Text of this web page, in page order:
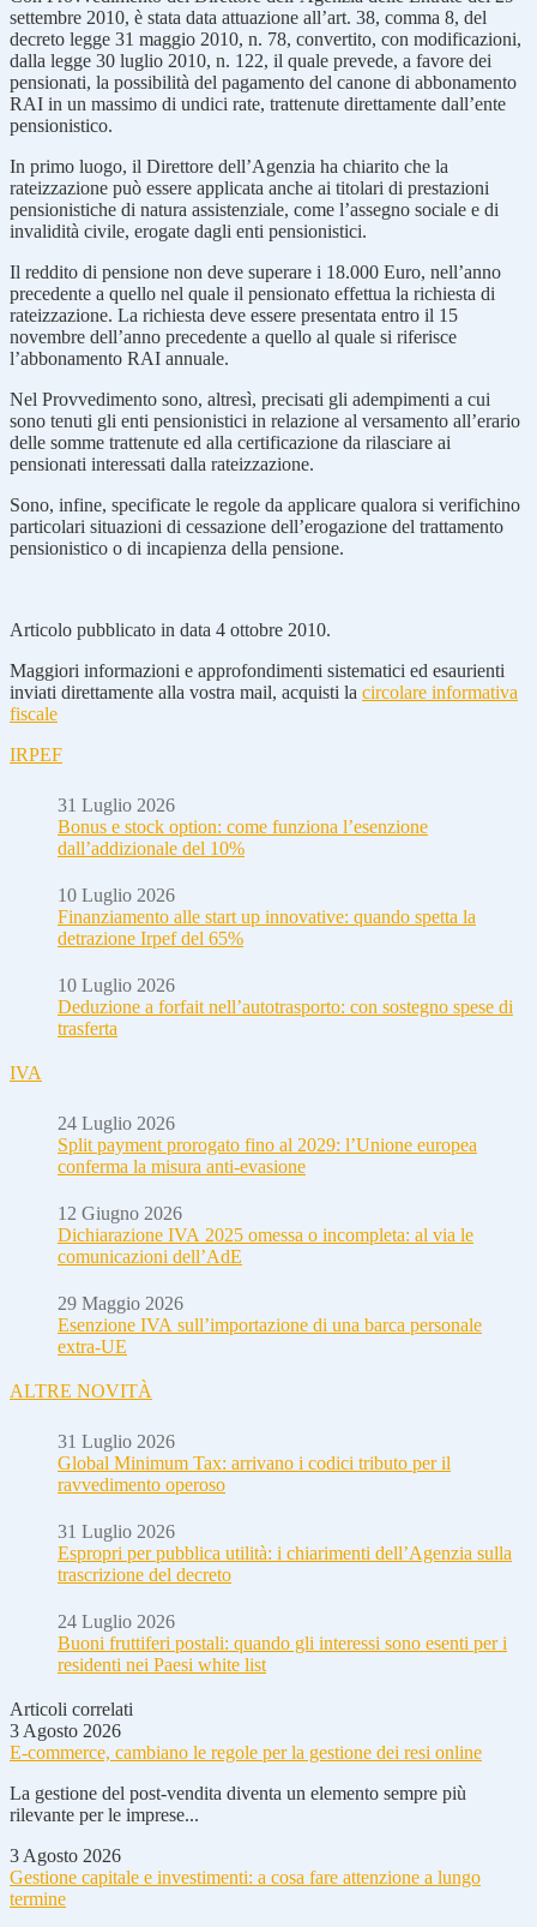
settembre 2010, è stata data attuazione all’art. 38, comma 8, del
decreto legge 31 maggio 2010, n. 78, convertito, con modificazioni,
dalla legge 30 luglio 2010, n. 122, il quale prevede, a favore dei
pensionati, la possibilità del pagamento del canone di abbonamento
RAI in un massimo di undici rate, trattenute direttamente dall’ente
pensionistico.
In primo luogo, il Direttore dell’Agenzia ha chiarito che la
rateizzazione può essere applicata anche ai titolari di prestazioni
pensionistiche di natura assistenziale, come l’assegno sociale e di
invalidità civile, erogate dagli enti pensionistici.
Il reddito di pensione non deve superare i 18.000 Euro, nell’anno
precedente a quello nel quale il pensionato effettua la richiesta di
rateizzazione. La richiesta deve essere presentata entro il 15
novembre dell’anno precedente a quello al quale si riferisce
l’abbonamento RAI annuale.
Nel Provvedimento sono, altresì, precisati gli adempimenti a cui
sono tenuti gli enti pensionistici in relazione al versamento all’erario
delle somme trattenute ed alla certificazione da rilasciare ai
pensionati interessati dalla rateizzazione.
Sono, infine, specificate le regole da applicare qualora si verifichino
particolari situazioni di cessazione dell’erogazione del trattamento
pensionistico o di incapienza della pensione.
Articolo pubblicato in data 4 ottobre 2010.
Maggiori informazioni e approfondimenti sistematici ed esaurienti
inviati direttamente alla vostra mail, acquisti la circolare informativa
fiscale
IRPEF
31 Luglio 2026
Bonus e stock option: come funziona l’esenzione
dall’addizionale del 10%
10 Luglio 2026
Finanziamento alle start up innovative: quando spetta la
detrazione Irpef del 65%
10 Luglio 2026
Deduzione a forfait nell’autotrasporto: con sostegno spese di
trasferta
IVA
24 Luglio 2026
Split payment prorogato fino al 2029: l’Unione europea
conferma la misura anti-evasione
12 Giugno 2026
Dichiarazione IVA 2025 omessa o incompleta: al via le
comunicazioni dell’AdE
29 Maggio 2026
Esenzione IVA sull’importazione di una barca personale
extra-UE
ALTRE NOVITÀ
31 Luglio 2026
Global Minimum Tax: arrivano i codici tributo per il
ravvedimento operoso
31 Luglio 2026
Espropri per pubblica utilità: i chiarimenti dell’Agenzia sulla
trascrizione del decreto
24 Luglio 2026
Buoni fruttiferi postali: quando gli interessi sono esenti per i
residenti nei Paesi white list
Articoli correlati
3 Agosto 2026
E-commerce, cambiano le regole per la gestione dei resi online
La gestione del post-vendita diventa un elemento sempre più
rilevante per le imprese...
3 Agosto 2026
Gestione capitale e investimenti: a cosa fare attenzione a lungo
termine